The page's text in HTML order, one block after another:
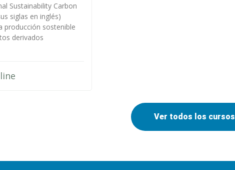
Sustainability Carbon
siglas en inglés)
producción sostenible
derivados
Ver todos los cursos